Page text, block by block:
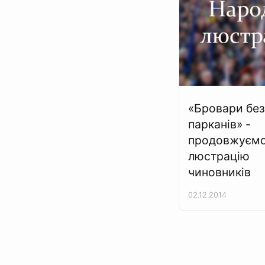
«Бровари без
парканів» -
люстрацію
чиновників
02.12.2014